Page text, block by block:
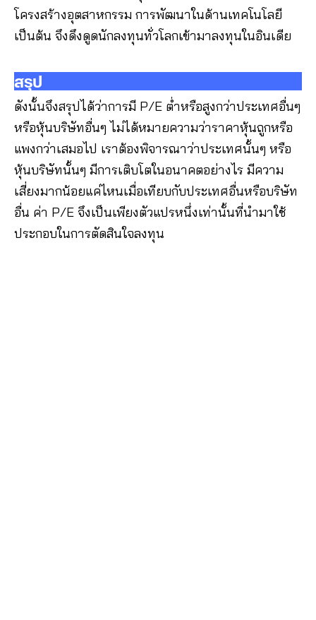
โครงสร้างอุตสาหกรรม การพัฒนาในด้านเทคโนโลยี
เป็นต้น จึงดึงดูดนักลงทุนทั่วโลกเข้ามาลงทุนในอินเดีย
สรุป
ดังนั้นจึงสรุปได้ว่าการมี P/E ต่ำหรือสูงกว่าประเทศอื่นๆ
หรือหุ้นบริษัทอื่นๆ ไม่ได้หมายความว่าราคาหุ้นถูกหรือ
แพงกว่าเสมอไป เราต้องพิจารณาว่าประเทศนั้นๆ หรือ
หุ้นบริษัทนั้นๆ มีการเติบโตในอนาคตอย่างไร มีความ
เสี่ยงมากน้อยแค่ไหนเมื่อเทียบกับประเทศอื่นหรือบริษัท
อื่น ค่า P/E จึงเป็นเพียงตัวแปรหนึ่งเท่านั้นที่นำมาใช้
ประกอบในการตัดสินใจลงทุน